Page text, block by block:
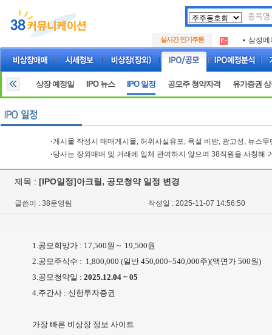
실시간 인기주동
.
아크로
삼성메
.
아크로
아하
상장 예정일 IPO 뉴스 IPO 일정 공모주 청약자격 유가증권
·게시물 작성시 매매게시물, 허위사실유포, 욕설 비방, 광고성, 뉴스
·당사는 장외매매 및 거래에 일체 관여하지 않으며 38직원을 사칭해
제목 : [IPO일정]아크릴, 공모청약 일정 변경
글쓴이 : 38운영팀 작성일 : 2025-11-07 14:56:50
1.공모희망가 : 17,500원 ~ 19,500원
2.공모주식수 : 1,800,000 (일반 450,000~540,000주)(액면가 500원)
3.공모청약일 : 2025.12.04 ~ 05
4.주간사 : 신한투자증권
가장 빠른 비상장 정보 사이트